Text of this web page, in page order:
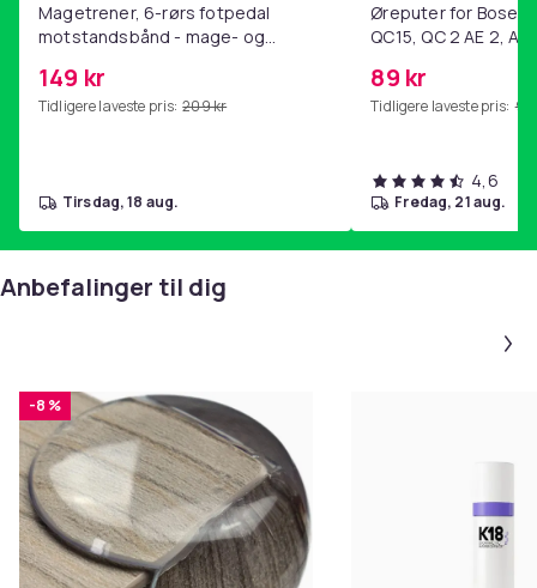
Magetrener, 6-rørs fotpedal
motstandsbånd - mage- og
hjemmegymnastikk Purple
149 kr
Tidligere laveste pris: 209 kr
tirsdag, 18 aug.
Øreputer for Bose
QC15, QC 2 AE 2, AE
89 kr
Tidligere laveste pris: 99
4,6
fredag, 21 aug.
Anbefalinger til dig
-8 %